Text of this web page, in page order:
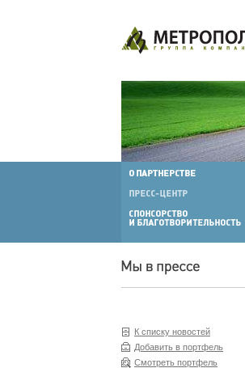
К списку новостей
Добавить в портфель
Смотреть портфель